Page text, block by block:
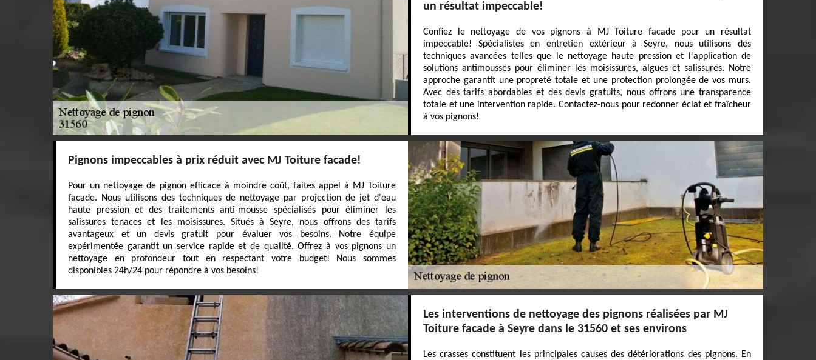
un résultat impeccable!
Confiez le nettoyage de vos pignons à MJ Toiture facade pour un résultat
impeccable! Spécialistes en entretien extérieur à Seyre, nous utilisons des
techniques avancées telles que le nettoyage haute pression et l'application de
solutions antimousses pour éliminer les moisissures, algues et salissures. Notre
approche garantit une propreté totale et une protection prolongée de vos murs.
Avec des tarifs abordables et des devis gratuits, nous offrons une transparence
totale et une intervention rapide. Contactez-nous pour redonner éclat et fraîcheur
à vos pignons!
Pignons impeccables à prix réduit avec MJ Toiture facade!
Pour un nettoyage de pignon efficace à moindre coût, faites appel à MJ Toiture
facade. Nous utilisons des techniques de nettoyage par projection de jet d'eau
haute pression et des traitements anti-mousse spécialisés pour éliminer les
salissures tenaces et les moisissures. Situés à Seyre, nous offrons des tarifs
avantageux et un devis gratuit pour évaluer vos besoins. Notre équipe
expérimentée garantit un service rapide et de qualité. Offrez à vos pignons un
nettoyage en profondeur tout en respectant votre budget! Nous sommes
disponibles 24h/24 pour répondre à vos besoins!
Les interventions de nettoyage des pignons réalisées par MJ
Toiture facade à Seyre dans le 31560 et ses environs
Les crasses constituent les principales causes des détériorations des pignons. En